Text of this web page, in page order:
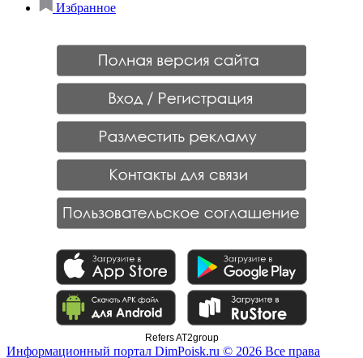
Избранное
Refers AT2group
Информационный портал DimPoisk.ru © 2026 Все права